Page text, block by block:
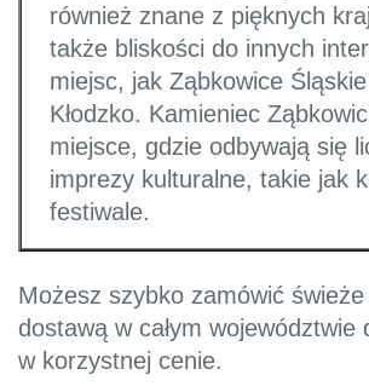
również znane z pięknych
także bliskości do innych
miejsc, jak Ząbkowice
Kłodzko. Kamieniec
miejsce, gdzie odbywają się
imprezy kulturalne, takie jak
festiwale.
Możesz szybko zamówić
dostawą w całym województwie
w korzystnej cenie.